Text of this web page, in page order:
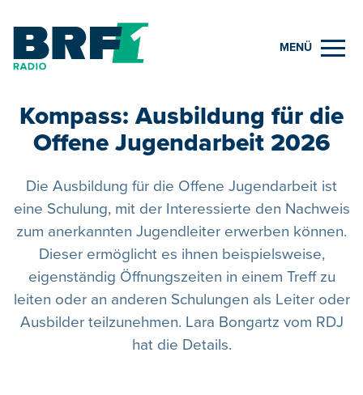
MENÜ
Kompass: Ausbildung für die
Offene Jugendarbeit 2026
Die Ausbildung für die Offene Jugendarbeit ist
eine Schulung, mit der Interessierte den Nachweis
zum anerkannten Jugendleiter erwerben können.
Dieser ermöglicht es ihnen beispielsweise,
eigenständig Öffnungszeiten in einem Treff zu
leiten oder an anderen Schulungen als Leiter oder
Ausbilder teilzunehmen. Lara Bongartz vom RDJ
hat die Details.